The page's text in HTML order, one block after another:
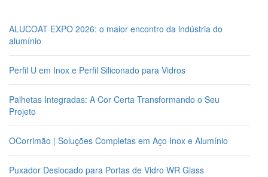
ALUCOAT EXPO 2026: o maior encontro da indústria do
alumínio
Perfil U em Inox e Perfil Siliconado para Vidros
Palhetas Integradas: A Cor Certa Transformando o Seu
Projeto
OCorrimão | Soluções Completas em Aço Inox e Alumínio
Puxador Deslocado para Portas de Vidro WR Glass